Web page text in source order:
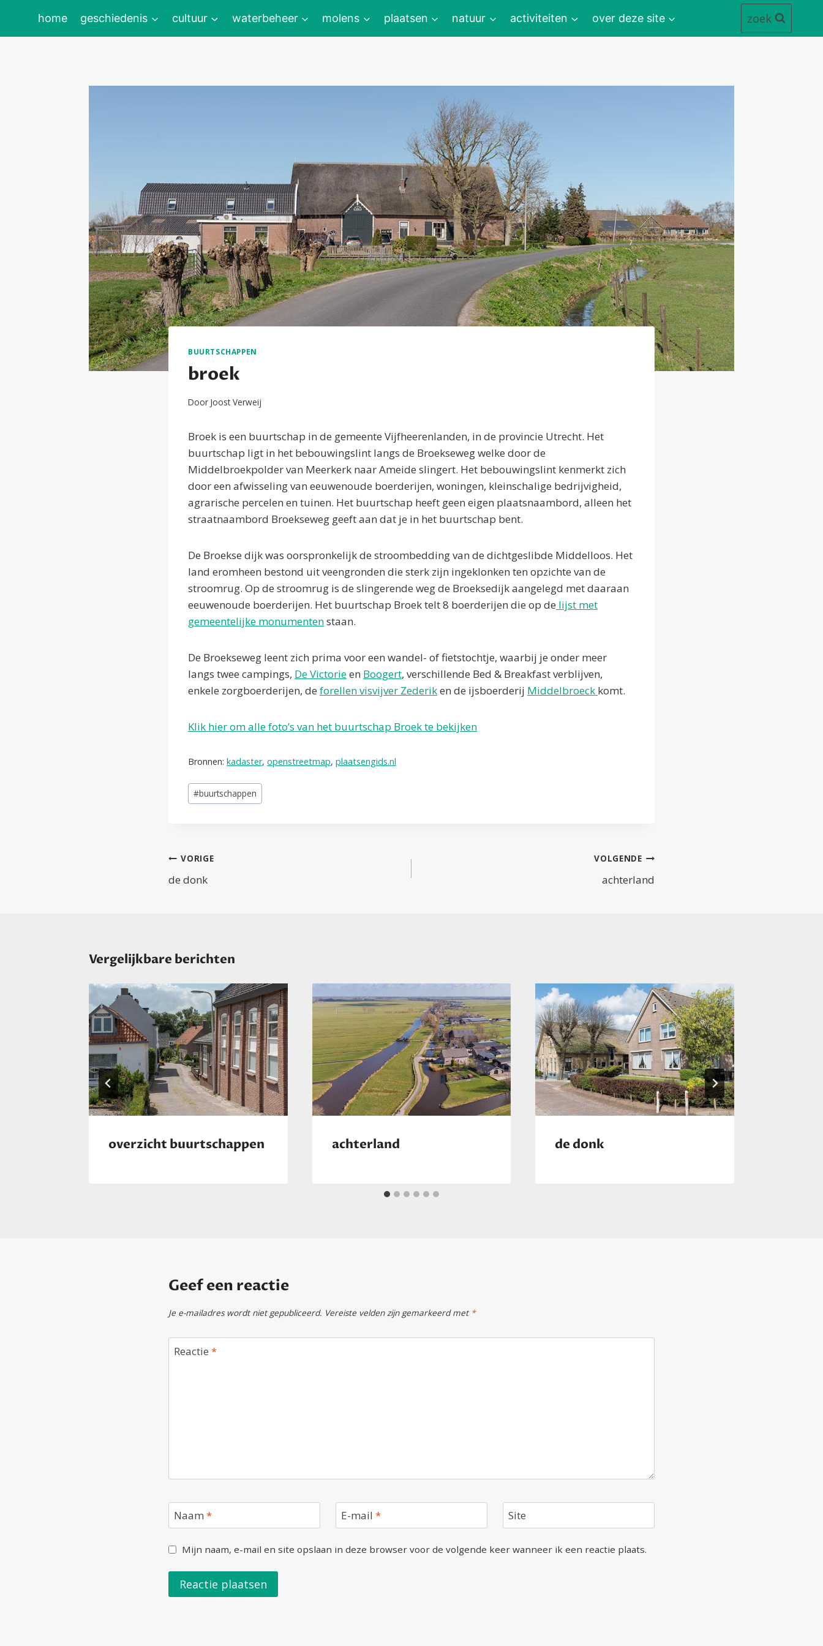
inhoud
home geschiedenis cultuur waterbeheer molens plaatsen natuur activiteiten over deze site zoek
BUURTSCHAPPEN
broek
Door Joost Verweij
Broek is een buurtschap in de gemeente Vijfheerenlanden, in de provincie Utrecht. Het
buurtschap ligt in het bebouwingslint langs de Broekseweg welke door de
Middelbroekpolder van Meerkerk naar Ameide slingert. Het bebouwingslint kenmerkt zich
door een afwisseling van eeuwenoude boerderijen, woningen, kleinschalige bedrijvigheid,
agrarische percelen en tuinen. Het buurtschap heeft geen eigen plaatsnaambord, alleen het
straatnaambord Broekseweg geeft aan dat je in het buurtschap bent.
De Broekse dijk was oorspronkelijk de stroombedding van de dichtgeslibde Middelloos. Het
land eromheen bestond uit veengronden die sterk zijn ingeklonken ten opzichte van de
stroomrug. Op de stroomrug is de slingerende weg de Broeksedijk aangelegd met daaraan
eeuwenoude boerderijen. Het buurtschap Broek telt 8 boerderijen die op de lijst met
gemeentelijke monumentenstaan.
De Broekseweg leent zich prima voor een wandel- of fietstochtje, waarbij je onder meer
langs twee campings, De Victorieen Boogert, verschillende Bed & Breakfast verblijven,
enkele zorgboerderijen, de forellen visvijver Zederiken de ijsboerderij Middelbroeck komt.
Klik hier om alle foto’s van het buurtschap Broek te bekijken
Bronnen: kadaster, openstreetmap, plaatsengids.nl
Bericht
tags:
#buurtschappen
Bericht
navigatie
VORIGE
de donk
VOLGENDE
achterland
Vergelijkbare berichten
overzicht buurtschappen achterland de donk
Geef een reactie
Je e-mailadres wordt niet gepubliceerd. Vereiste velden zijn gemarkeerd met *
Reactie *
Naam * E-mail * Site
Mijn naam, e-mail en site opslaan in deze browser voor de volgende keer wanneer ik een reactie plaats.